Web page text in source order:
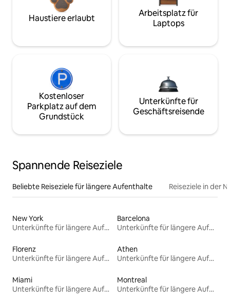
Haustiere erlaubt
Arbeitsplatz für
Laptops
Kostenloser
Parkplatz auf dem
Grundstück
Unterkünfte für
Geschäftsreisende
Spannende Reiseziele
Beliebte Reiseziele für längere Aufenthalte Reiseziele in der
New York
Unterkünfte für längere Aufenthalte
Barcelona
Unterkünfte für längere Aufenthalte
Florenz
Unterkünfte für längere Aufenthalte
Athen
Unterkünfte für längere Aufenthalte
Miami
Unterkünfte für längere Aufenthalte
Montreal
Unterkünfte für längere Aufenthalte